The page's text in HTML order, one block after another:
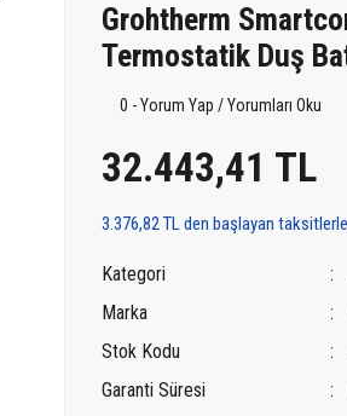
Grohtherm
Termostatik Duş
0 - Yorum Yap / Yorumları Oku
32.443,41 TL
3.376,82 TL den başlayan
Kategori
Marka
Stok Kodu
Garanti Süresi